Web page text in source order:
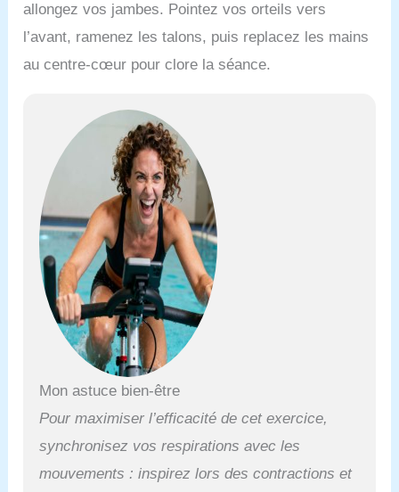
allongez vos jambes. Pointez vos orteils vers
l’avant, ramenez les talons, puis replacez les mains
au centre-cœur pour clore la séance.
Mon astuce bien-être
Pour maximiser l’efficacité de cet exercice,
synchronisez vos respirations avec les
mouvements : inspirez lors des contractions et